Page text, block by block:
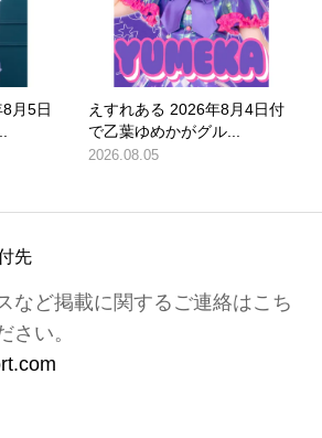
月5日
えすれある 2026年8月4日付
で乙葉ゆめかがグル...
2026.08.05
先
など掲載に関するご連絡はこち
さい。